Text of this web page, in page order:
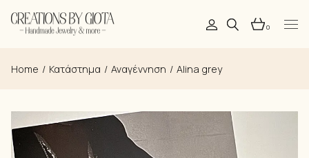
to
the 0
Home Κατάστημα Αναγέννηση Alina grey